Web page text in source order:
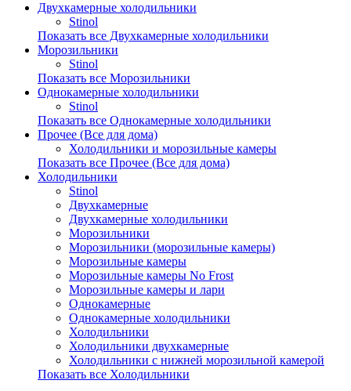
Двухкамерные холодильники
Stinol
Показать все Двухкамерные холодильники
Морозильники
Stinol
Показать все Морозильники
Однокамерные холодильники
Stinol
Показать все Однокамерные холодильники
Прочее (Все для дома)
Холодильники и морозильные камеры
Показать все Прочее (Все для дома)
Холодильники
Stinol
Двухкамерные
Двухкамерные холодильники
Морозильники
Морозильники (морозильные камеры)
Морозильные камеры
Морозильные камеры No Frost
Морозильные камеры и лари
Однокамерные
Однокамерные холодильники
Холодильники
Холодильники двухкамерные
Холодильники с нижней морозильной камерой
Показать все Холодильники